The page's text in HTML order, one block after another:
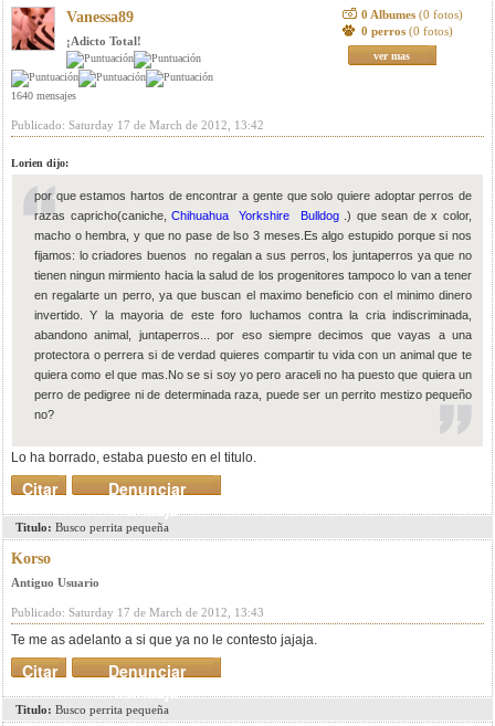
Vanessa89
¡Adicto Total!
1640 mensajes
0 Albumes (0 fotos)
0 perros (0 fotos)
ver mas
Publicado: Saturday 17 de March de 2012, 13:42
Lorien dijo:
por que estamos hartos de encontrar a gente que solo quiere adoptar perros de
razas capricho(caniche,Chihuahua Yorkshire Bulldog.) que sean de x color,
macho o hembra, y que no pase de lso 3 meses.Es algo estupido porque si nos
fijamos: lo criadores buenos no regalan a sus perros, los juntaperros ya que no
tienen ningun mirmiento hacia la salud de los progenitores tampoco lo van a tener
en regalarte un perro, ya que buscan el maximo beneficio con el minimo dinero
invertido. Y la mayoria de este foro luchamos contra la cria indiscriminada,
abandono animal, juntaperros... por eso siempre decimos que vayas a una
protectora o perrera si de verdad quieres compartir tu vida con un animal que te
quiera como el que mas.No se si soy yo pero araceli no ha puesto que quiera un
perro de pedigree ni de determinada raza, puede ser un perrito mestizo pequeño
no?
Lo ha borrado, estaba puesto en el titulo.
Denunciar
mensaje
Citar
Titulo: Busco perrita pequeña
Korso
Antiguo Usuario
Publicado: Saturday 17 de March de 2012, 13:43
Te me as adelanto a si que ya no le contesto jajaja.
Denunciar
mensaje
Citar
Titulo: Busco perrita pequeña